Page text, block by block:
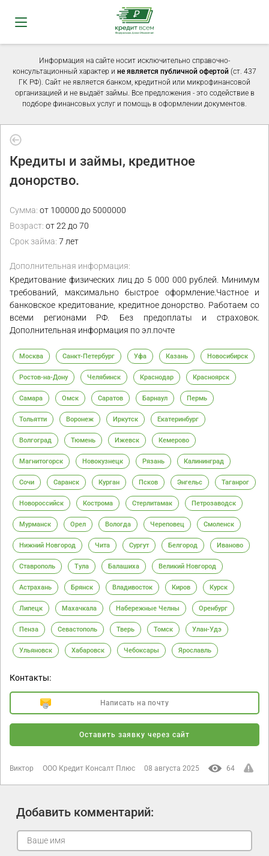
Информация на сайте носит исключительно справочно-
консультационный характер и не является публичной офертой (ст. 437
ГК РФ). Сайт не является банком, кредитной или микрофинансовой
организацией и не выдаёт займы. Все предложения - это содействие в
подборе финансовых услуг и помощь в оформлении документов.
Кредиты и займы, кредитное
донорство.
Сумма: от 100000 до 5000000
Возраст: от 22 до 70
Срок займа: 7 лет
Дополнительная информация:
Кредитование физических лиц до 5 000 000 рублей. Минимум
требований, максимально быстрое оформление.Частное и
банковское кредитование, кредитное донорство. Работаем со
всеми регионами РФ. Без предоплаты и страховок.
Дополнительная информация по эл.почте
Москва Санкт-Петербург Уфа Казань Новосибирск
Ростов-на-Дону Челябинск Краснодар Красноярск
Самара Омск Саратов Барнаул Пермь
Тольятти Воронеж Иркутск Екатеринбург
Волгоград Тюмень Ижевск Кемерово
Магнитогорск Новокузнецк Рязань Калининград
Сочи Саранск Курган Псков Энгельс Таганрог
Новороссийск Кострома Стерлитамак Петрозаводск
Мурманск Орел Вологда Череповец Смоленск
Нижний Новгород Чита Сургут Белгород Иваново
Ставрополь Тула Балашиха Великий Новгород
Астрахань Брянск Владивосток Киров Курск
Липецк Махачкала Набережные Челны Оренбург
Пенза Севастополь Тверь Томск Улан-Удэ
Ульяновск Хабаровск Чебоксары Ярославль
Контакты:
Написать на почту
Оставить заявку через сайт
Виктор ООО Кредит Консалт Плюс 08 августа 2025 64
Добавить комментарий: